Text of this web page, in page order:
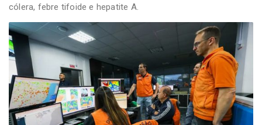
cólera, febre tifoide e hepatite A.